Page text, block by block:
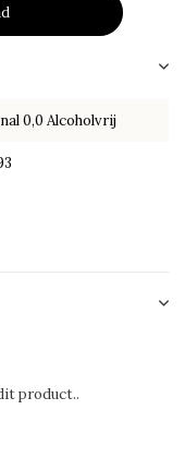
0,0 Alcoholvrij
product..